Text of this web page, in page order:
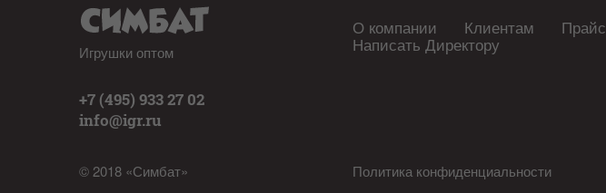
Игрушки оптом
+7 (495) 933 27 02
info@igr.ru
© 2018 «Симбат»
О компании Клиентам Прайс
Написать Директору
Политика конфиденциальности